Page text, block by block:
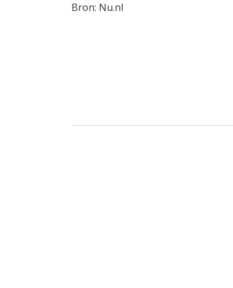
Bron: Nu.nl